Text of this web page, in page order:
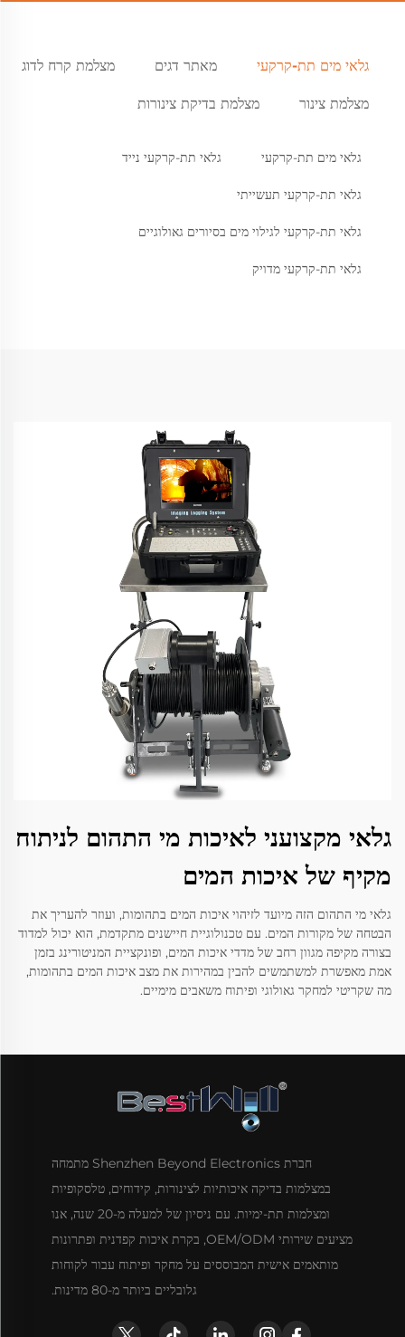
גלאי מים תת-קרקעי מאתר דגים מצלמת קרח לדוג
מצלמת צינור מצלמת בדיקת צינורות
גלאי מים תת-קרקעי גלאי תת-קרקעי נייד
גלאי תת-קרקעי תעשייתי
גלאי תת-קרקעי לגילוי מים בסיורים גאולוגיים
גלאי תת-קרקעי מדויק
גלאי מקצועני לאיכות מי התהום לניתוח
מקיף של איכות המים
גלאי מי התהום הזה מיועד לזיהוי איכות המים בתהומות, ועוזר להעריך את
הבטחה של מקורות המים. עם טכנולוגיית חיישנים מתקדמת, הוא יכול למדוד
בצורה מקיפה מגוון רחב של מדדי איכות המים, ופונקציית המניטורינג בזמן
אמת מאפשרת למשתמשים להבין במהירות את מצב איכות המים בתהומות,
מה שקריטי למחקר גאולוגי ופיתוח משאבים מימיים.
חברת Shenzhen Beyond Electronics מתמחה
במצלמות בדיקה איכותיות לצינורות, קידוחים, טלסקופיות
ומצלמות תת-ימיות. עם ניסיון של למעלה מ-20 שנה, אנו
מציעים שירותי OEM/ODM, בקרת איכות קפדנית ופתרונות
מותאמים אישית המבוססים על מחקר ופיתוח עבור לקוחות
גלובליים ביותר מ-80 מדינות.